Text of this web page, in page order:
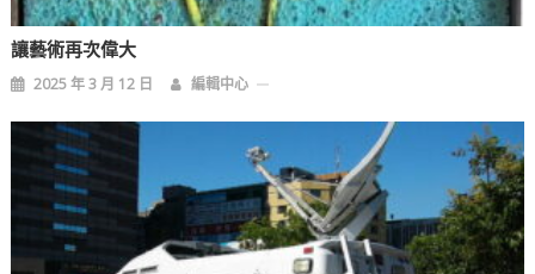
讓藝術再次偉大
2025 年 3 月 12 日 編輯中心